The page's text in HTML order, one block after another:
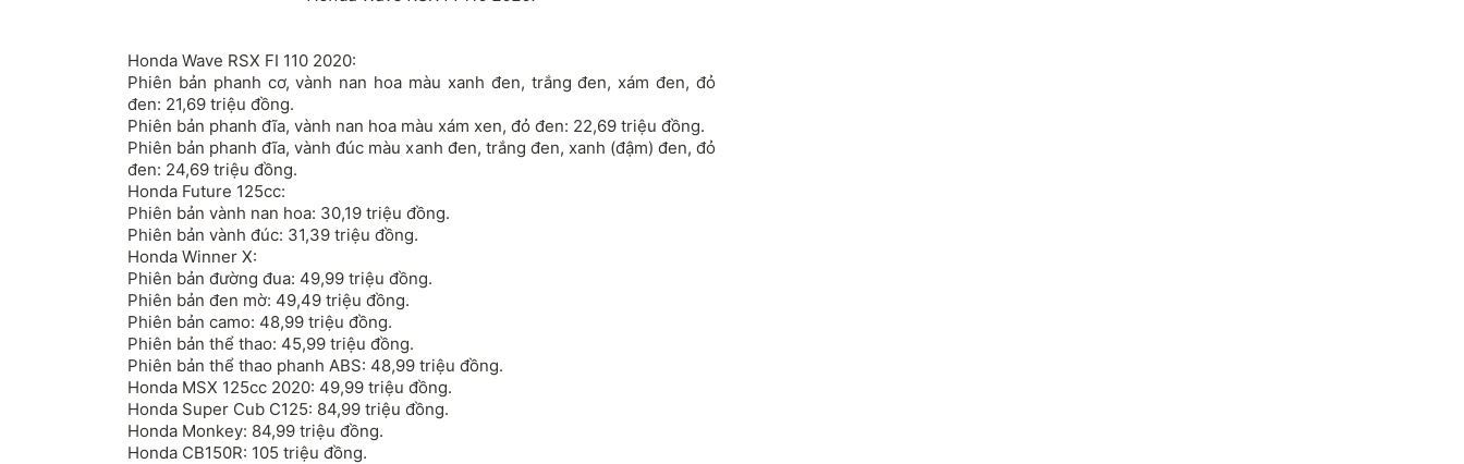
Honda Wave RSX FI 110 2020:
Phiên bản phanh cơ, vành nan hoa màu xanh đen, trắng đen, xám đen, đỏ
đen: 21,69 triệu đồng.
Phiên bản phanh đĩa, vành nan hoa màu xám xen, đỏ đen: 22,69 triệu đồng.
Phiên bản phanh đĩa, vành đúc màu xanh đen, trắng đen, xanh (đậm) đen, đỏ
đen: 24,69 triệu đồng.
Honda Future 125cc:
Phiên bản vành nan hoa: 30,19 triệu đồng.
Phiên bản vành đúc: 31,39 triệu đồng.
Honda Winner X:
Phiên bản đường đua: 49,99 triệu đồng.
Phiên bản đen mờ: 49,49 triệu đồng.
Phiên bản camo: 48,99 triệu đồng.
Phiên bản thể thao: 45,99 triệu đồng.
Phiên bản thể thao phanh ABS: 48,99 triệu đồng.
Honda MSX 125cc 2020: 49,99 triệu đồng.
Honda Super Cub C125: 84,99 triệu đồng.
Honda Monkey: 84,99 triệu đồng.
Honda CB150R: 105 triệu đồng.